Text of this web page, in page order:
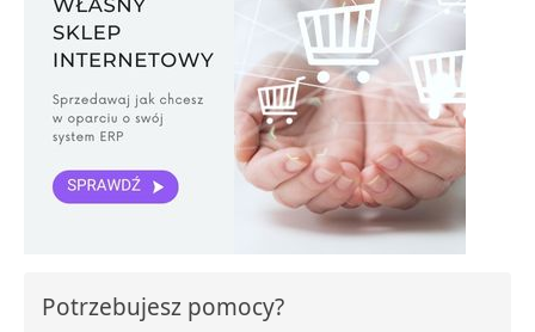
Potrzebujesz pomocy?